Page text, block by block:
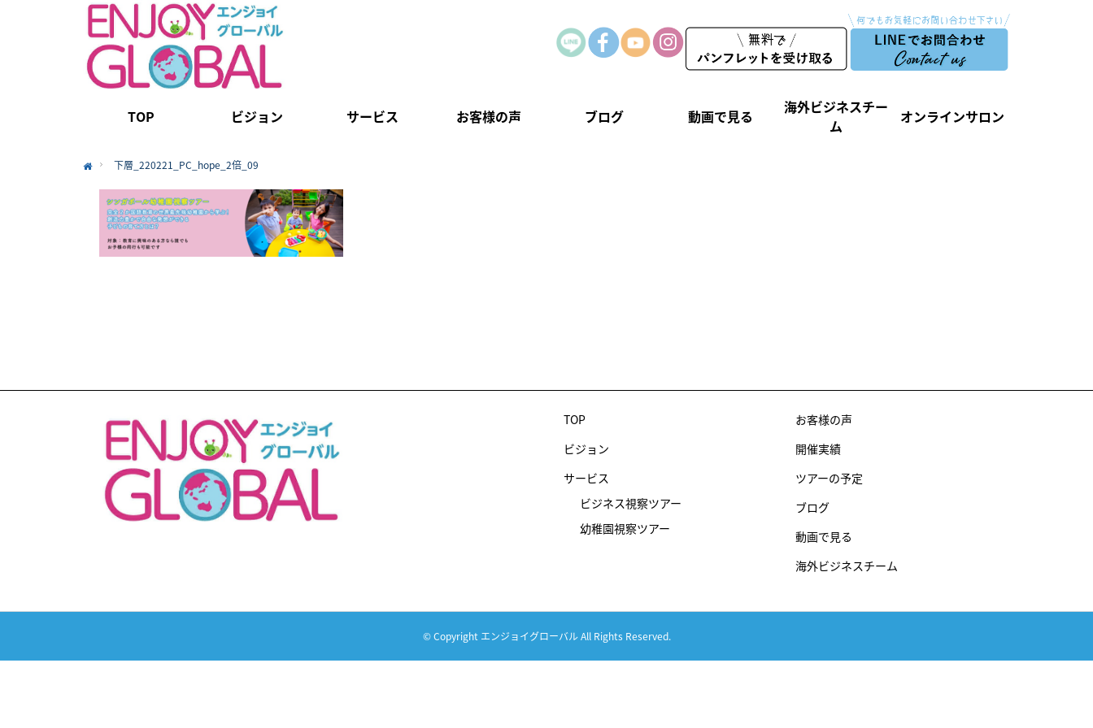
TOP ビジョン サービス お客様の声 ブログ 動画で見る
海外ビジネスチー
ム
オンラインサロン
下層_220221_PC_hope_2倍_09
TOP
ビジョン
サービス
ビジネス視察ツアー
幼稚園視察ツアー
お客様の声
開催実績
ツアーの予定
ブログ
動画で見る
海外ビジネスチーム
© Copyright エンジョイグローバル All Rights Reserved.